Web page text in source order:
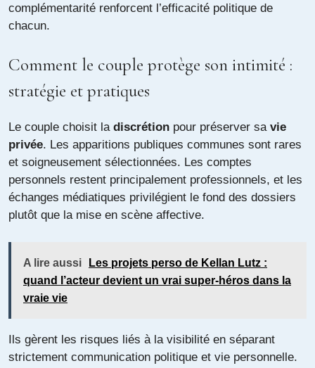
complémentarité renforcent l’efficacité politique de
chacun.
Comment le couple protège son intimité :
stratégie et pratiques
Le couple choisit la discrétion pour préserver sa vie
privée. Les apparitions publiques communes sont rares
et soigneusement sélectionnées. Les comptes
personnels restent principalement professionnels, et les
échanges médiatiques privilégient le fond des dossiers
plutôt que la mise en scène affective.
A lire aussi
Les projets perso de Kellan Lutz :
quand l’acteur devient un vrai super-héros dans la
vraie vie
Ils gèrent les risques liés à la visibilité en séparant
strictement communication politique et vie personnelle.